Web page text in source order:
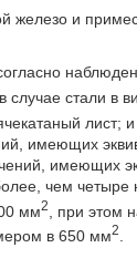
железо и
в случае стали в
лист;
имеющих
имеющих
чем
мм2
, при этом
в 650 мм2